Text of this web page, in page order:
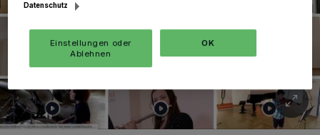
Datenschutz
Einstellungen oder
Ablehnen
OK